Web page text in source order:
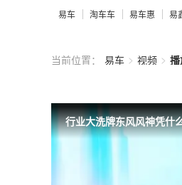
易车 淘车车 易车惠 易
当前位置： 易车 > 视频 >
行业大洗牌东风风神凭什